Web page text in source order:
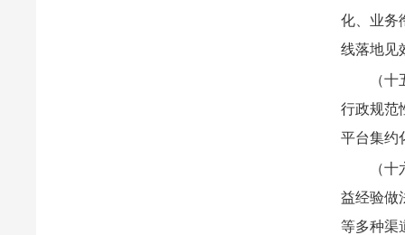
化、业务
线落地见
（
行政规范
平台集约
（
益经验做
等多种渠